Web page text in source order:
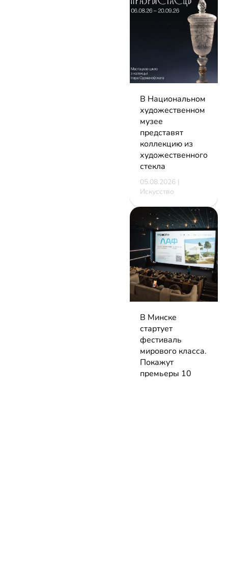
В Национальном
художественном
музее
представят
коллекцию из
художественного
стекла
05.08.2026 |
Искусство
В Минске
стартует
фестиваль
мирового класса.
Покажут
премьеры 10